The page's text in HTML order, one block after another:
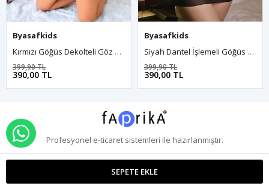
SEPETE EKLE
Byasafkids
Siyah Dantel İşlemeli Göğüs Dekolteli Boyundan Bağlamalı Fantezi String Tül Gecelik Takımı
390,00 TL
399,90 TL
Byasafkids
Dantel İşlemeli Lacivert Kısa Tül Gecelik
546,00 TL
599,90 TL
Profesyonel e-ticaretsistemleri ile hazırlanmıştır.